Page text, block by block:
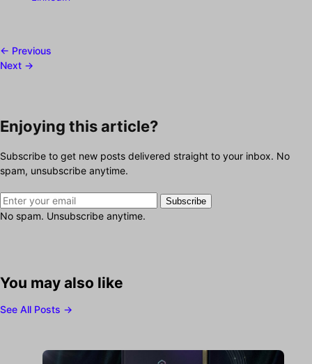
← Previous
Next →
Enjoying this article?
Subscribe to get new posts delivered straight to your inbox. No
spam, unsubscribe anytime.
Subscribe
No spam. Unsubscribe anytime.
You may also like
See All Posts →